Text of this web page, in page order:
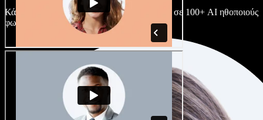
Κάθε έργο είναι μοναδικό. Διάλεξε ανάμεσα σε 100+ AI ηθοποιούς
φωνής & διαλέκτους και κάν’ τους όπως θες.